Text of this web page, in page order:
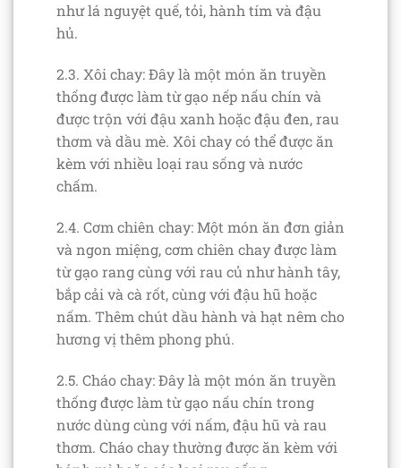
như lá nguyệt quế, tỏi, hành tím và đậu
hủ.
2.3. Xôi chay: Đây là một món ăn truyền
thống được làm từ gạo nếp nấu chín và
được trộn với đậu xanh hoặc đậu đen, rau
thơm và dầu mè. Xôi chay có thể được ăn
kèm với nhiều loại rau sống và nước
chấm.
2.4. Cơm chiên chay: Một món ăn đơn giản
và ngon miệng, cơm chiên chay được làm
từ gạo rang cùng với rau củ như hành tây,
bắp cải và cà rốt, cùng với đậu hũ hoặc
nấm. Thêm chút dầu hành và hạt nêm cho
hương vị thêm phong phú.
2.5. Cháo chay: Đây là một món ăn truyền
thống được làm từ gạo nấu chín trong
nước dùng cùng với nấm, đậu hũ và rau
thơm. Cháo chay thường được ăn kèm với